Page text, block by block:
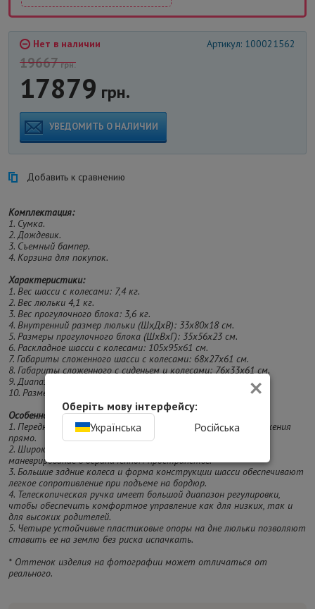
Нет в наличии Артикул: 100021562
19667грн.
17879 грн.
УВЕДОМИТЬ О НАЛИЧИИ
Добавить к сравнению
Комплектация:
1. Сумка.
2. Дождевик.
3. Съемный бампер.
4. Корзина для покупок.
Характеристики:
1. Вес шасси с колесами: 7,4 кг.
2. Вес люльки 4,1 кг.
3. Вес прогулочного блока: 3,6 кг.
4. Внутренний размер люльки (ШхДхВ): 33х80х18 см.
5. Размеры прогулочного блока (ШхВхГ): 35х56х23 см.
6. Раскладное шасси с колесами: 105x95x61 см.
7. Габариты сложенного шасси с колесами: 68x27x61 см.
8. Габариты сложенного с сиденьем и колесами: 76x33x61 см.
9. Диапазон регулировки ручки (от земли): 89 - 105 см
10. Размер колес: передние - 20 см, задние - 27 см.
Особенности:
1. Передние колеса управляемые и имеют фиксацию для движения
прямо.
2. Широкая колесная база обеспечивает легкий поворот и
маневрирование в ограниченном пространстве.
3. Большие задние колеса и форма конструкции шасси обеспечивают
легкое сопротивление при подъеме на бордюр.
4. Телескопическая ручка имеет большой диапазон регулировки,
чтобы обеспечить комфортное управление как для низких, так и
для высоких родителей.
5. Четыре устойчивые пластиковые опоры на дне люльки позволяют
ставить ее на землю без риска испачкать.
* Оттенок изделия на фотографии может отличаться от
реального.
×
Оберіть мову інтерфейсу:
Українська
Російська